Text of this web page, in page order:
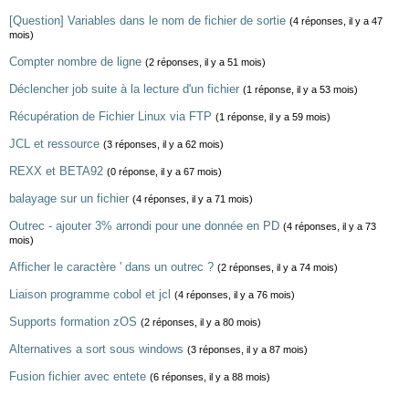
[Question] Variables dans le nom de fichier de sortie (4 réponses, il y a 47
mois)
Compter nombre de ligne (2 réponses, il y a 51 mois)
Déclencher job suite à la lecture d'un fichier (1 réponse, il y a 53 mois)
Récupération de Fichier Linux via FTP (1 réponse, il y a 59 mois)
JCL et ressource (3 réponses, il y a 62 mois)
REXX et BETA92 (0 réponse, il y a 67 mois)
balayage sur un fichier (4 réponses, il y a 71 mois)
Outrec - ajouter 3% arrondi pour une donnée en PD (4 réponses, il y a 73
mois)
Afficher le caractère ' dans un outrec ? (2 réponses, il y a 74 mois)
Liaison programme cobol et jcl (4 réponses, il y a 76 mois)
Supports formation zOS (2 réponses, il y a 80 mois)
Alternatives a sort sous windows (3 réponses, il y a 87 mois)
Fusion fichier avec entete (6 réponses, il y a 88 mois)